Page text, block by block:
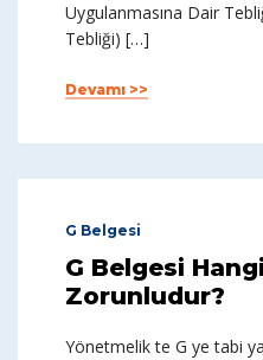
Uygulanmasına Dair
Tebliği) […]
Devamı >>
G Belgesi
G Belgesi
Zorunludur?
Yönetmelik te G ye tabi